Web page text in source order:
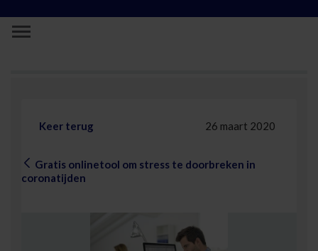
Gratis onlinetool om stress te
Keer terug
Gratis onlinetool om stress te doorbreken in
coronatijden
26 maart 2020